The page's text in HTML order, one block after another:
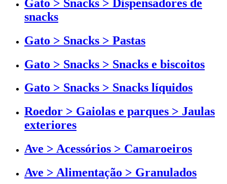
Gato > Snacks > Dispensadores de
snacks
Gato > Snacks > Pastas
Gato > Snacks > Snacks e biscoitos
Gato > Snacks > Snacks líquidos
Roedor > Gaiolas e parques > Jaulas
exteriores
Ave > Acessórios > Camaroeiros
Ave > Alimentação > Granulados